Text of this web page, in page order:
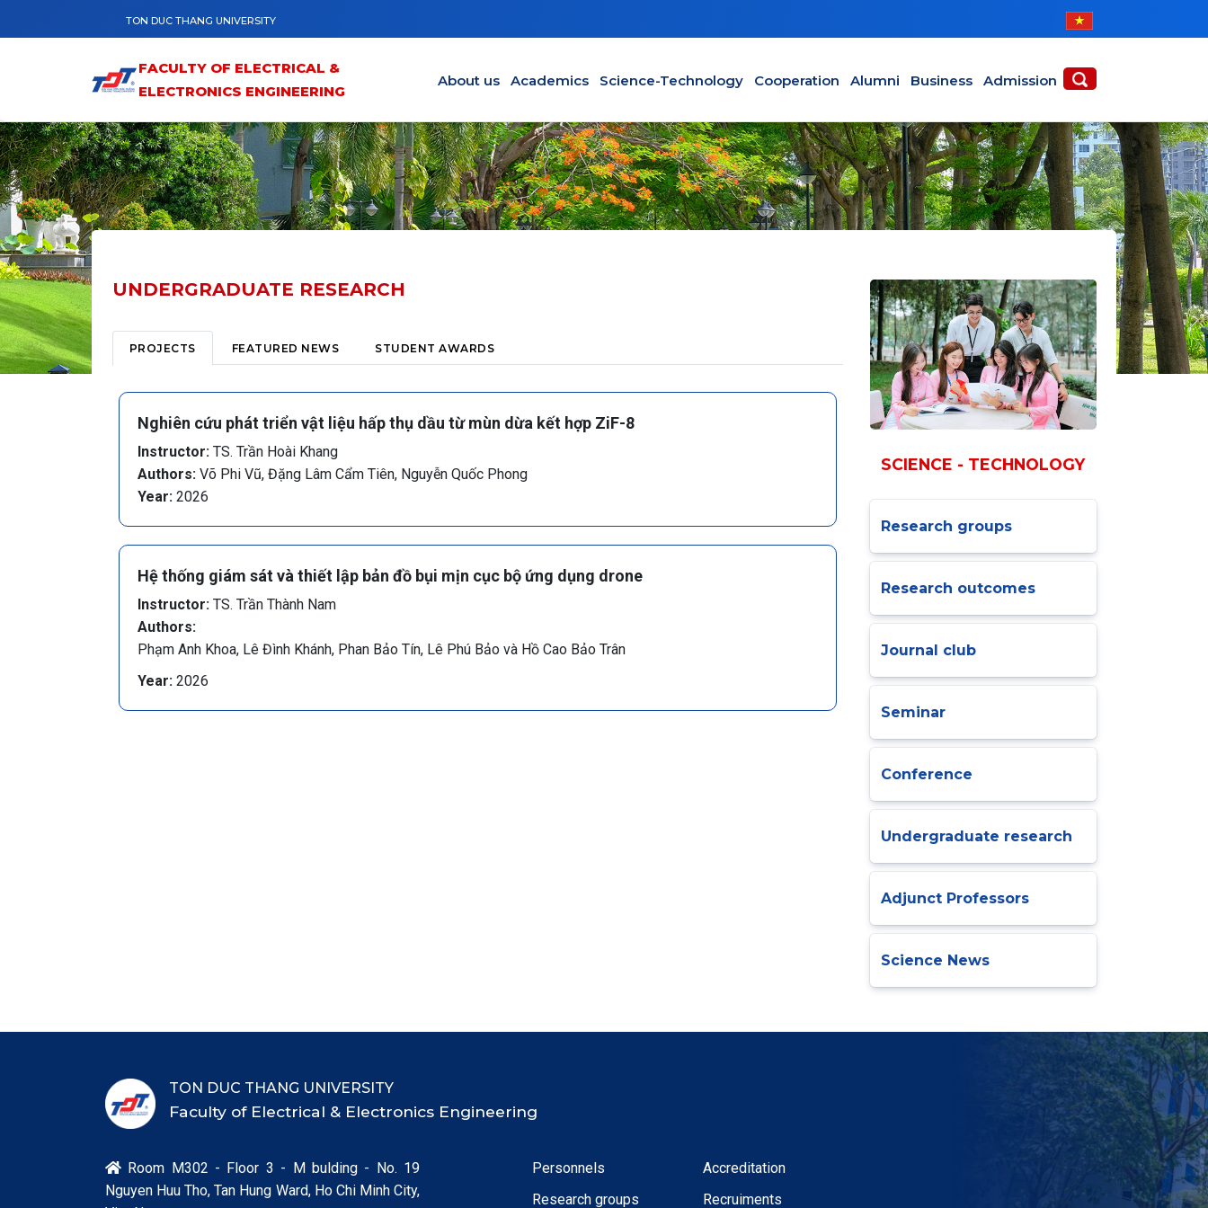
TON DUC THANG UNIVERSITY
FACULTY OF ELECTRICAL &
ELECTRONICS ENGINEERING
About us Academics Science-Technology Cooperation Alumni Business Admission
UNDERGRADUATE RESEARCH
Primary tabs
PROJECTS(ACTIVE TAB)
FEATURED NEWS STUDENT AWARDS
Nghiên cứu phát triển vật liệu hấp thụ dầu từ mùn dừa kết hợp ZiF-8
Instructor: TS. Trần Hoài Khang
Authors: Võ Phi Vũ, Đặng Lâm Cẩm Tiên, Nguyễn Quốc Phong
Year: 2026
Hệ thống giám sát và thiết lập bản đồ bụi mịn cục bộ ứng dụng drone
Instructor: TS. Trần Thành Nam
Authors:
Phạm Anh Khoa, Lê Đình Khánh, Phan Bảo Tín, Lê Phú Bảo và Hồ Cao Bảo Trân
Year: 2026
SCIENCE - TECHNOLOGY
Research groups
Research outcomes
Journal club
Seminar
Conference
Undergraduate research
Adjunct Professors
Science News
TON DUC THANG UNIVERSITY
Faculty of Electrical & Electronics Engineering
 Room M302 - Floor 3 - M bulding - No. 19
Nguyen Huu Tho, Tan Hung Ward, Ho Chi Minh City,
Personnels
Research groups
Accreditation
Recruiments